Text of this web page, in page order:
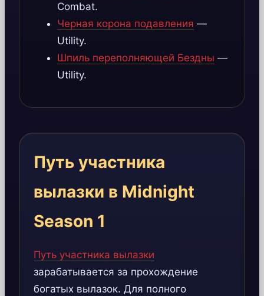
Combat.
Черная корона подавления —
Utility.
Шпиль переполняющей Бездны —
Utility.
Путь участника
вылазки в Midnight
Season 1
Путь участника вылазки
зарабатывается за прохождение
богатых вылазок. Для полного